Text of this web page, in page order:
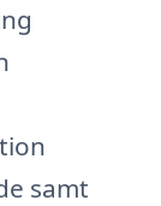
samt